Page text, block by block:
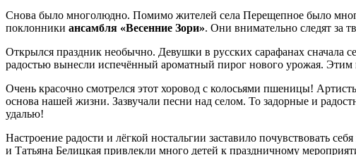
Снова было многолюдно. Помимо жителей села Перещепное было
поклонники ансамбля «Весенние Зори». Они внимательно следят за
Открылся праздник необычно. Девушки в русских сарафанах сначала
радостью вынесли испечённый ароматный пирог нового урожая.
Очень красочно смотрелся этот хоровод с колосьями пшеницы!
основа нашей жизни. Зазвучали песни над селом. То задорные и
удалью!
Настроение радости и лёгкой ностальгии заставило почувствовать
и Татьяна Белицкая привлекли много детей к праздничному